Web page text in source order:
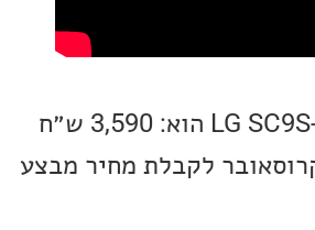
מחירו של ה-LG SC9S הוא: 3,590 ש״ח
מחיר מבצע